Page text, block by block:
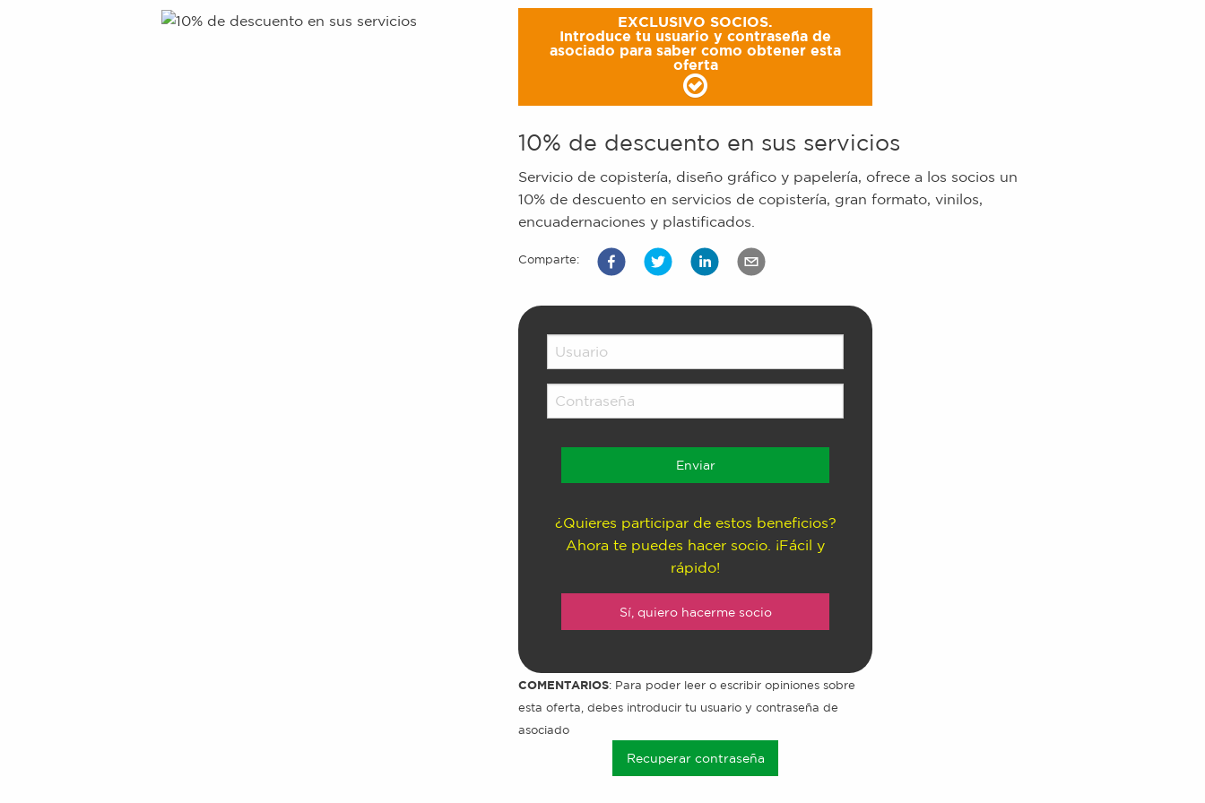
EXCLUSIVO SOCIOS.
Introduce tu usuario y contraseña de
asociado para saber como obtener esta
oferta
10% de descuento en sus servicios
Servicio de copistería, diseño gráfico y papelería, ofrece a los socios un
10% de descuento en servicios de copistería, gran formato, vinilos,
encuadernaciones y plastificados.
Comparte:
¿Quieres participar de estos beneficios?
Ahora te puedes hacer socio. ¡Fácil y
rápido!
Sí, quiero hacerme socio
COMENTARIOS: Para poder leer o escribir opiniones sobre
esta oferta, debes introducir tu usuario y contraseña de
asociado
Recuperar contraseña